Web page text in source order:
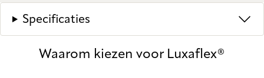
Specificaties
Waarom kiezen voor Luxaflex®